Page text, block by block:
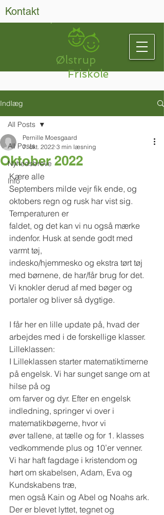
Ølstrup
Friskole
Kontakt
Indlæg
All Posts
Nyhedsbreve
Info
All Posts
Oktober 2022
Pernille Moesgaard
7. okt. 2022 3 min læsning
Kære alle
Septembers milde vejr fik ende, og
oktobers regn og rusk har vist sig.
Temperaturen er
faldet, og det kan vi nu også mærke
indenfor. Husk at sende godt med
varmt tøj,
indesko/hjemmesko og ekstra tørt tøj
med børnene, de har/får brug for det.
Vi knokler derud af med bøger og
portaler og bliver så dygtige.
I får her en lille update på, hvad der
arbejdes med i de forskellige klasser.
Lilleklassen:
I Lilleklassen starter matematiktimerne
på engelsk. Vi har sunget sange om at
hilse på og
om farver og dyr. Efter en engelsk
indledning, springer vi over i
matematikbøgerne, hvor vi
øver tallene, at tælle og for 1. klasses
vedkommende plus og 10’er venner.
Vi har haft fagdage i kristendom og
hørt om skabelsen, Adam, Eva og
Kundskabens træ,
men også Kain og Abel og Noahs ark.
Der er blevet lyttet, tegnet og